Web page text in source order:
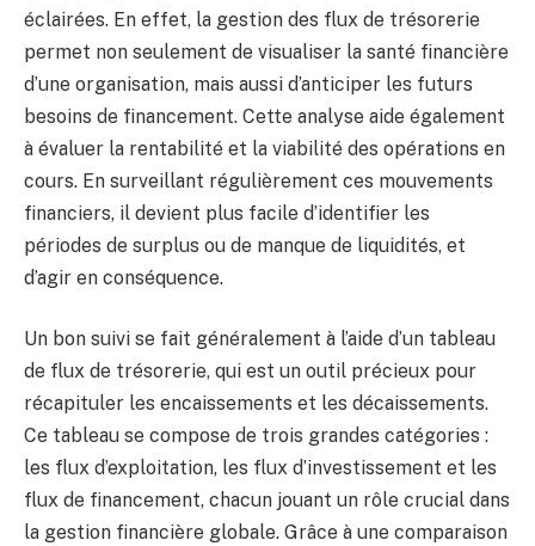
éclairées. En effet, la gestion des flux de trésorerie
permet non seulement de visualiser la santé financière
d’une organisation, mais aussi d’anticiper les futurs
besoins de financement. Cette analyse aide également
à évaluer la rentabilité et la viabilité des opérations en
cours. En surveillant régulièrement ces mouvements
financiers, il devient plus facile d’identifier les
périodes de surplus ou de manque de liquidités, et
d’agir en conséquence.
Un bon suivi se fait généralement à l’aide d’un tableau
de flux de trésorerie, qui est un outil précieux pour
récapituler les encaissements et les décaissements.
Ce tableau se compose de trois grandes catégories :
les flux d’exploitation, les flux d’investissement et les
flux de financement, chacun jouant un rôle crucial dans
la gestion financière globale. Grâce à une comparaison